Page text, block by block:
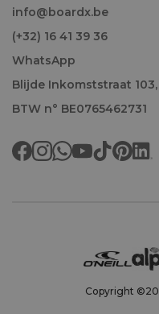
info@boardx.be
(+32) 16 41 39 36
WhatsApp
Blijde Inkomststraat
BTW n° BE0765462731
Copyright
Welkom!